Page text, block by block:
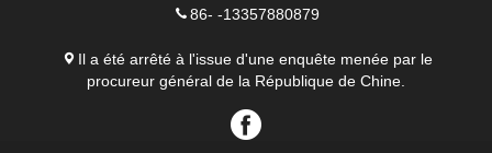
86- -13357880879
Il a été arrêté à l'issue d'une enquête menée par le
procureur général de la République de Chine.